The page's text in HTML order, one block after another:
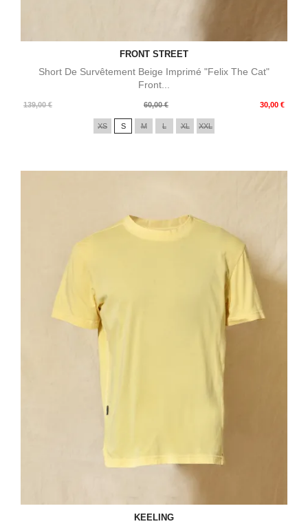
FRONT STREET
Short De Survêtement Beige Imprimé "Felix The Cat"
Front...
139,00 €
Prix
60,00 € 30,00 €
Prix
XS S M L XL XXL
KEELING